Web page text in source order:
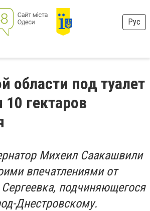
Рус
области под туалет
гектаров
Михеил Саакашвили
впечатлениями от
подчиняющегося
Днестровскому.